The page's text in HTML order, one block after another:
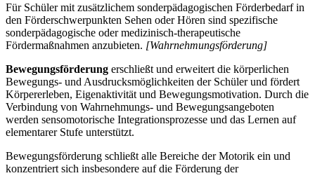
Für Schüler mit zusätzlichem sonderpädagogischen Förderbedarf in
den Förderschwerpunkten Sehen oder Hören sind spezifische
sonderpädagogische oder medizinisch-therapeutische
Fördermaßnahmen anzubieten. [Wahrnehmungsförderung]
Bewegungsförderung erschließt und erweitert die körperlichen
Bewegungs- und Ausdrucksmöglichkeiten der Schüler und fördert
Körpererleben, Eigenaktivität und Bewegungsmotivation. Durch die
Verbindung von Wahrnehmungs- und Bewegungsangeboten
werden sensomotorische Integrationsprozesse und das Lernen auf
elementarer Stufe unterstützt.
Bewegungsförderung schließt alle Bereiche der Motorik ein und
konzentriert sich insbesondere auf die Förderung der